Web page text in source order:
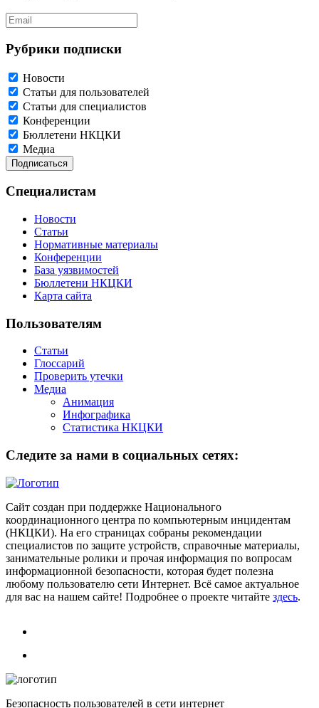
Рубрики подписки
Новости
Статьи для пользователей
Статьи для специалистов
Конференции
Бюллетени НКЦКИ
Медиа
Специалистам
Новости
Статьи
Нормативные материалы
Конференции
База уязвимостей
Бюллетени НКЦКИ
Карта сайта
Пользователям
Статьи
Глоссарий
Проверить утечки
Медиа
Анимация
Инфографика
Статистика НКЦКИ
Следите за нами в социальных сетях:
Сайт создан при поддержке Национального
координационного центра по компьютерным инцидентам
(НКЦКИ). На его страницах собраны рекомендации
специалистов по защите устройств, справочные материалы,
занимательные ролики и прочая информация по вопросам
информационной безопасности, которая будет полезна
любому пользователю сети Интернет. Всё самое актуальное
для вас на нашем сайте! Подробнее о проекте читайте здесь.
Безопасность пользователей в сети интернет